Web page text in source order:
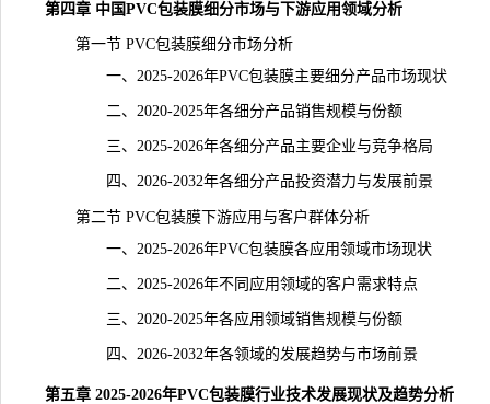
第四章 中国PVC包装膜细分市场与下游应用领域分析
第一节 PVC包装膜细分市场分析
一、2025-2026年PVC包装膜主要细分产品市场现状
二、2020-2025年各细分产品销售规模与份额
三、2025-2026年各细分产品主要企业与竞争格局
四、2026-2032年各细分产品投资潜力与发展前景
第二节 PVC包装膜下游应用与客户群体分析
一、2025-2026年PVC包装膜各应用领域市场现状
二、2025-2026年不同应用领域的客户需求特点
三、2020-2025年各应用领域销售规模与份额
四、2026-2032年各领域的发展趋势与市场前景
第五章 2025-2026年PVC包装膜行业技术发展现状及趋势分析